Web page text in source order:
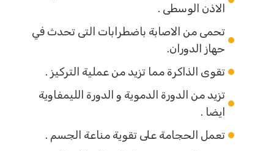
الاذن الوسطى .
تحمى من الاصابة باضطرابات التى تحدث في
حهاز الدوران.
تقوى الذاكرة مما تزيد من عملية التركيز .
تزيد من الدورة الدموية و الدورة الليمفاوية
ايضا .
تعمل الحجامة على تقوية مناعة الجسم .